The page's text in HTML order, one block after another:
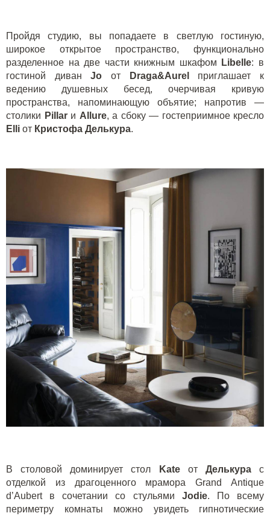
Пройдя студию, вы попадаете в светлую гостиную,
широкое открытое пространство, функционально
разделенное на две части книжным шкафом
Libelle: в
гостиной диванJoот Draga&Aurel
приглашает к
ведению душевных бесед, очерчивая кривую
пространства, напоминающую объятие; напротив —
столики Pillar и Allure, а сбоку — гостеприимное кресло
Elli от Кристофа Делькура.
В столовой доминирует стол Kate от Делькурас
отделкой из драгоценного мрамора Grand Antique
d’Aubert в сочетании со стульями Jodie. По всему
периметру комнаты можно увидеть гипнотические